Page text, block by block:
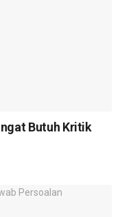
Butuh Kritik